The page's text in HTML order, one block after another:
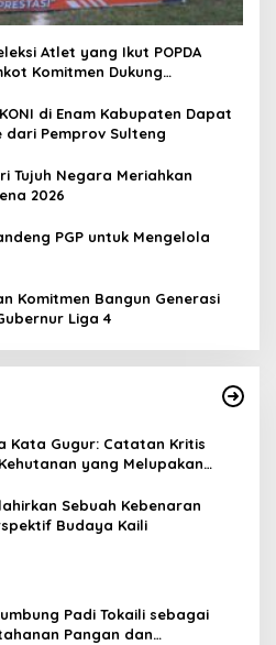
Atlet yang Ikut POPDA
Komitmen Dukung
di Enam Kabupaten Dapat
dari Pemprov Sulteng
Tujuh Negara Meriahkan
2026
PGP untuk Mengelola
Komitmen Bangun Generasi
Liga 4
Kata Gugur: Catatan Kritis
yang Melupakan
Sebuah Kebenaran
Budaya Kaili
Padi Tokaili sebagai
Pangan dan